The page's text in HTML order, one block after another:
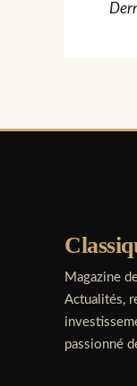
Magazine
Actualités,
passionné